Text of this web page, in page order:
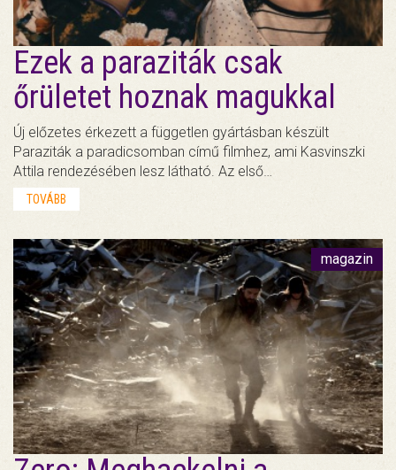
Ezek a paraziták csak
őrületet hoznak magukkal
Új előzetes érkezett a független gyártásban készült
Paraziták a paradicsomban című filmhez, ami Kasvinszki
Attila rendezésében lesz látható. Az első…
TOVÁBB
magazin